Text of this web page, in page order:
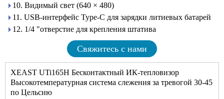
10. Видимый свет (640 × 480)
11. USB-интерфейс Type-C для зарядки литиевых батарей
12. 1/4 "отверстие для крепления штатива
Свяжитесь с нами
XEAST UTi165H Бесконтактный ИК-тепловизор
Высокотемпературная система слежения за тревогой 30-45
по Цельсию